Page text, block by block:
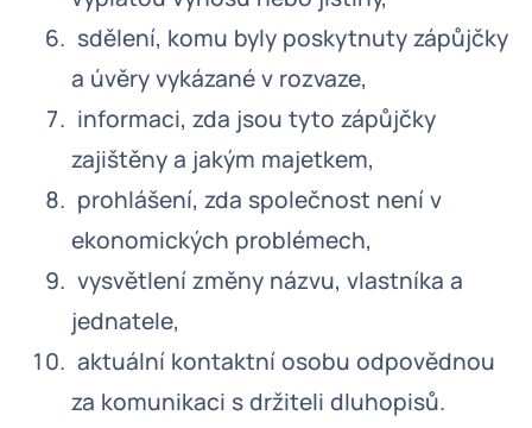
sdělení, komu byly poskytnuty zápůjčky
a úvěry vykázané v rozvaze,
informaci, zda jsou tyto zápůjčky
zajištěny a jakým majetkem,
prohlášení, zda společnost není v
ekonomických problémech,
vysvětlení změny názvu, vlastníka a
jednatele,
aktuální kontaktní osobu odpovědnou
za komunikaci s držiteli dluhopisů.